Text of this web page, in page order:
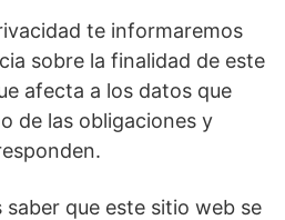
te informaremos
sobre la finalidad de este
afecta a los datos que
de las obligaciones y
saber que este sitio web se